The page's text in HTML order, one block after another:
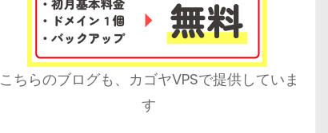
こちらのブログも、カゴヤVPSで提供していま
す